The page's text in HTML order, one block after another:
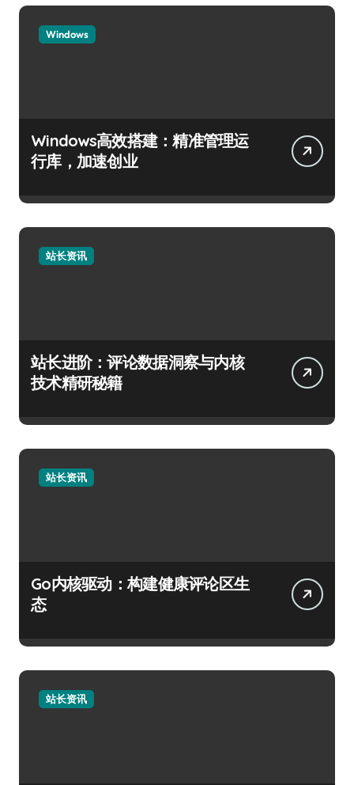
Windows
Windows高效搭建：精准管理运
行库，加速创业
站长资讯
站长进阶：评论数据洞察与内核
技术精研秘籍
站长资讯
Go内核驱动：构建健康评论区生
态
站长资讯